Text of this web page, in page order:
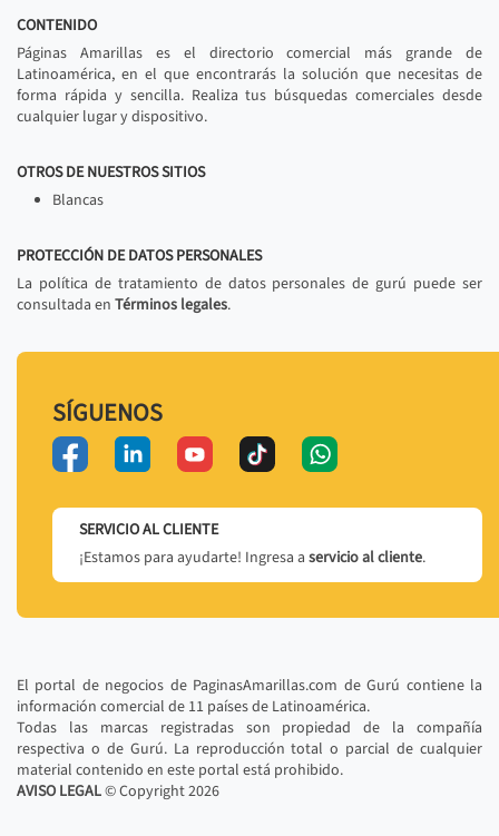
CONTENIDO
Páginas Amarillas es el directorio comercial más grande de
Latinoamérica, en el que encontrarás la solución que necesitas de
forma rápida y sencilla. Realiza tus búsquedas comerciales desde
cualquier lugar y dispositivo.
OTROS DE NUESTROS SITIOS
Blancas
PROTECCIÓN DE DATOS PERSONALES
La política de tratamiento de datos personales de gurú puede ser
consultada en Términos legales.
SÍGUENOS
SERVICIO AL CLIENTE
¡Estamos para ayudarte! Ingresa a servicio al cliente.
El portal de negocios de PaginasAmarillas.com de Gurú contiene la
información comercial de 11 países de Latinoamérica.
Todas las marcas registradas son propiedad de la compañía
respectiva o de Gurú. La reproducción total o parcial de cualquier
material contenido en este portal está prohibido.
AVISO LEGAL© Copyright2026